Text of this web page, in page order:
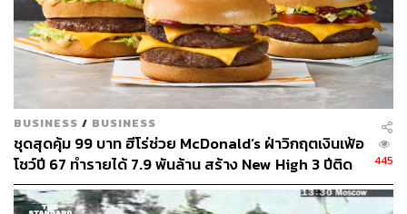
BUSINESS / BUSINESS
ชุดสุดคุ้ม 99 บาท ฮีโร่ช่วย McDonald’s ฝ่าวิกฤตเงินเฟ้อ
โชว์ปี 67 ทำรายได้ 7.9 พันล้าน สร้าง New High 3 ปีติด
445